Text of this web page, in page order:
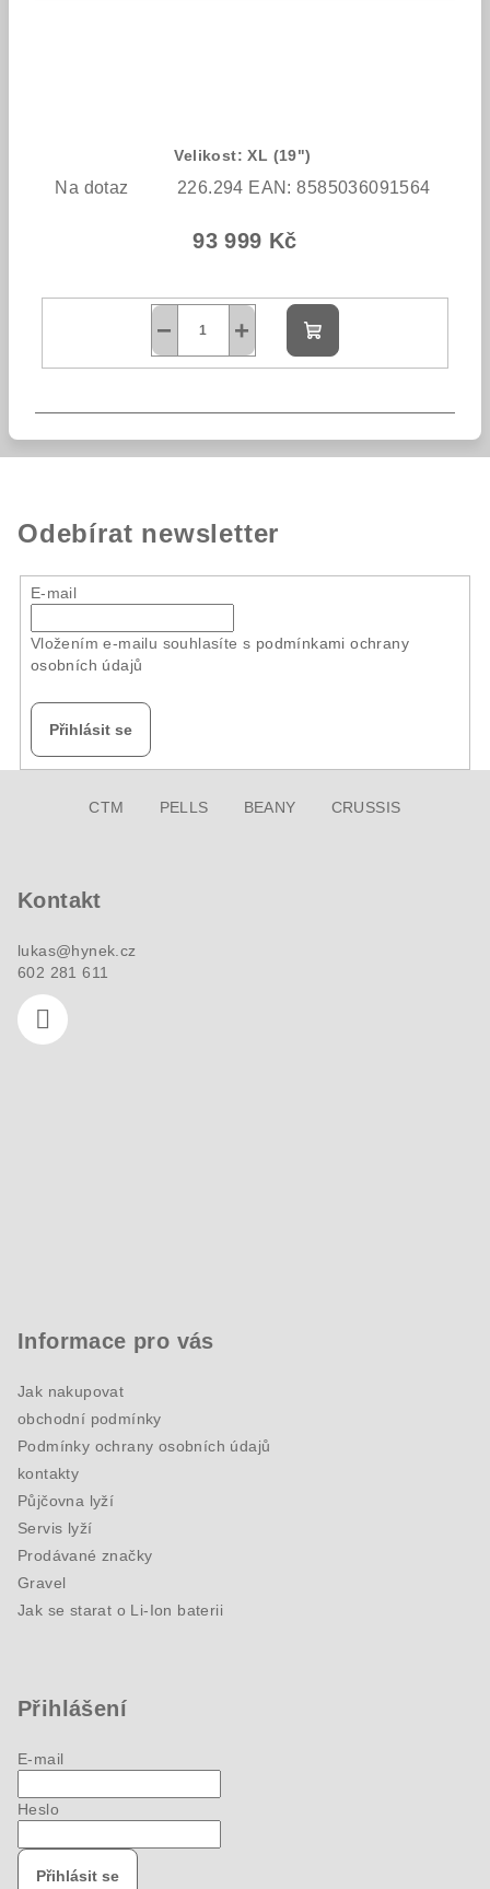
Velikost: XL (19")
Na dotaz 226.294 EAN: 8585036091564
93 999 Kč
+
−
Do
košíku
Odebírat newsletter
E-mail
Vložením e-mailu souhlasíte s podmínkami ochrany
osobních údajů
Přihlásit se
CTM PELLS BEANY CRUSSIS
Kontakt
lukas@hynek.cz
602 281 611
Informace pro vás
Jak nakupovat
obchodní podmínky
Podmínky ochrany osobních údajů
kontakty
Půjčovna lyží
Servis lyží
Prodávané značky
Gravel
Jak se starat o Li-Ion baterii
Přihlášení
E-mail
Heslo
Přihlásit se